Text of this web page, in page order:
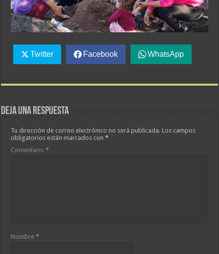
Twitter Facebook WhatsApp
Deja una respuesta
Tu dirección de correo electrónico no será publicada. Los campos
obligatorios están marcados con*
Comentario*
Nombre*